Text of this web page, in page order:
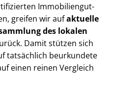
Im­mo­bi­li­en­gut­
greifen wir aufaktuelle
des lokalen
Damit stützen sich
tatsächlich beurkundete
einen reinen Vergleich